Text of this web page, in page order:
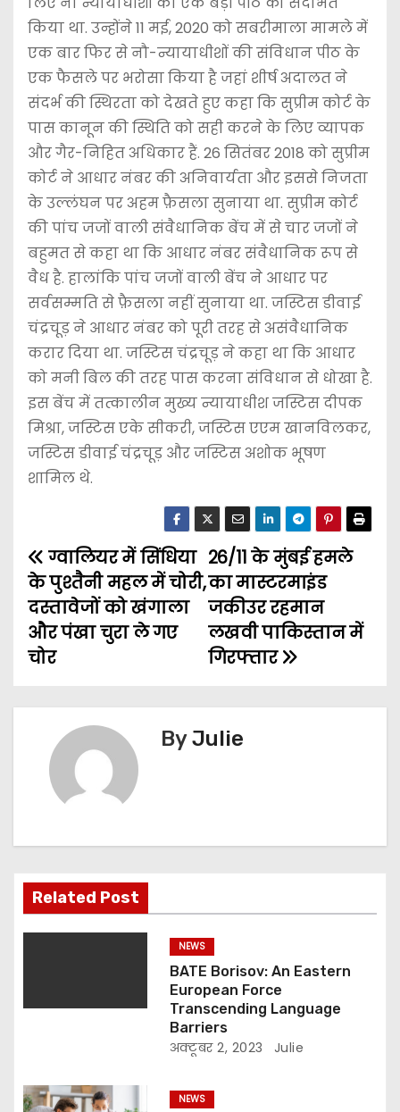
किया था. उन्होंने 11 मई, 2020 को सबरीमाला मामले में
एक बार फिर से नौ-न्यायाधीशों की संविधान पीठ के
एक फैसले पर भरोसा किया है जहां शीर्ष अदालत ने
संदर्भ की स्थिरता को देखते हुए कहा कि सुप्रीम कोर्ट के
पास कानून की स्थिति को सही करने के लिए व्यापक
और गैर-निहित अधिकार हैं. 26 सितंबर 2018 को सुप्रीम
कोर्ट ने आधार नंबर की अनिवार्यता और इससे निजता
के उल्लंघन पर अहम फ़ैसला सुनाया था. सुप्रीम कोर्ट
की पांच जजों वाली संवैधानिक बेंच में से चार जजों ने
बहुमत से कहा था कि आधार नंबर संवैधानिक रूप से
वैध है. हालांकि पांच जजों वाली बेंच ने आधार पर
सर्वसम्मति से फ़ैसला नहीं सुनाया था. जस्टिस डीवाई
चंद्रचूड़ ने आधार नंबर को पूरी तरह से असंवैधानिक
करार दिया था. जस्टिस चंद्रचूड़ ने कहा था कि आधार
को मनी बिल की तरह पास करना संविधान से धोखा है.
इस बेंच में तत्कालीन मुख्य न्यायाधीश जस्टिस दीपक
मिश्रा, जस्टिस एके सीकरी, जस्टिस एएम खानविलकर,
जस्टिस डीवाई चंद्रचूड़ और जस्टिस अशोक भूषण
शामिल थे.
पो
स्ट
ने
गे
26/11 के मुंबई हमले
का मास्टरमाइंड
जकीउर रहमान
लखवी पाकिस्तान में
गिरफ्तार
ग्वालियर में सिंधिया
के पुश्तैनी महल में चोरी,
दस्तावेजों को खंगाला
और पंखा चुरा ले गए
चोर
ByJulie
Related Post
NEWS
BATE Borisov: An Eastern
European Force
Transcending Language
Barriers
अक्टूबर 2, 2023 Julie
NEWS